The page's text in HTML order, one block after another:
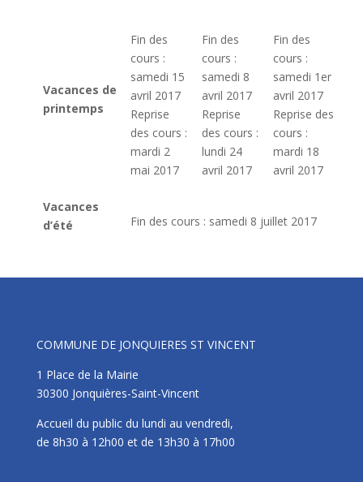
Vacances de
printemps
Fin des
cours :
samedi 15
avril 2017
Reprise
des cours :
mardi 2
mai 2017
Fin des
cours :
samedi 8
avril 2017
Reprise
des cours :
lundi 24
avril 2017
Fin des
cours :
samedi 1er
avril 2017
Reprise des
cours :
mardi 18
avril 2017
Vacances
d’été
Fin des cours : samedi 8 juillet 2017
COMMUNE DE JONQUIERES ST VINCENT
1 Place de la Mairie
30300 Jonquières-Saint-Vincent
Accueil du public du lundi au vendredi,
de 8h30 à 12h00 et de 13h30 à 17h00